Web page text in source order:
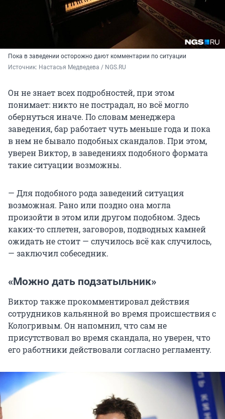
Пока в заведении осторожно дают комментарии по ситуации
Источник: Настасья Медведева / NGS.RU
Он не знает всех подробностей, при этом
понимает: никто не пострадал, но всё могло
обернуться иначе. По словам менеджера
заведения, бар работает чуть меньше года и пока
в нем не бывало подобных скандалов. При этом,
уверен Виктор, в заведениях подобного формата
такие ситуации возможны.
— Для подобного рода заведений ситуация
возможная. Рано или поздно она могла
произойти в этом или другом подобном. Здесь
каких-то сплетен, заговоров, подводных камней
ожидать не стоит — случилось всё как случилось,
— заключил собеседник.
«Можно дать подзатыльник»
Виктор также прокомментировал действия
сотрудников кальянной во время происшествия с
Кологривым. Он напомнил, что сам не
присутствовал во время скандала, но уверен, что
его работники действовали согласно регламенту.